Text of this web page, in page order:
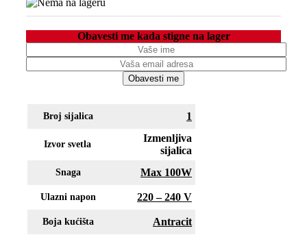
Obavesti me kada stigne na lager
Obavesti me
Broj sijalica 1
Izvor svetla
Izmenljiva
sijalica
Snaga Max 100W
Ulazni napon 220 – 240 V
Boja kućišta Antracit